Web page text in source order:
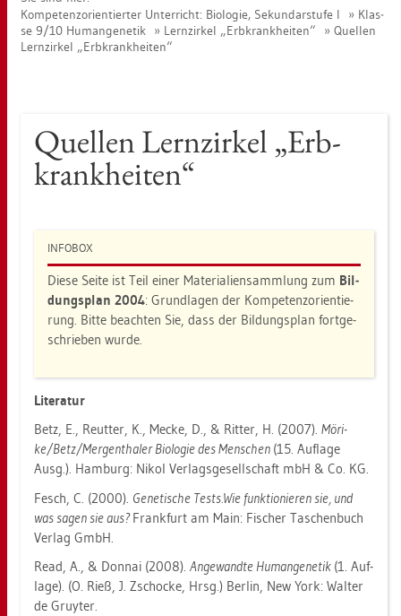
Kom­pe­tenz­ori­en­tier­ter Un­ter­richt: Bio­lo­gie, Se­kun­dar­stu­fe I
Klas­
se 9/10 Hu­man­ge­ne­tik
Lern­zir­kel „Erb­krank­hei­ten“
Quel­len
Lern­zir­kel „Erb­krank­hei­ten“
Quel­len Lern­zir­kel „Erb­
krank­hei­ten“
IN­FO­BOX
Diese Seite ist Teil einer Ma­te­ria­li­en­samm­lung zum Bil­
dungs­plan 2004: Grund­la­gen der Kom­pe­tenz­ori­en­tie­
rung. Bitte be­ach­ten Sie, dass der Bil­dungs­plan fort­ge­
schrie­ben wurde.
Li­te­ra­tur
Betz, E., Reut­ter, K., Mecke, D., & Rit­ter, H. (2007). Mö­ri­
ke/Betz/Mer­gen­tha­ler Bio­lo­gie des Men­schen (15. Auf­la­ge
Ausg.). Ham­burg: Nikol Ver­lags­ge­sell­schaft mbH & Co. KG.
Fesch, C. (2000). Ge­ne­ti­sche Tests.​Wie funk­tio­nie­ren sie, und
was sagen sie aus?Frank­furt am Main: Fi­scher Ta­schen­buch
Ver­lag GmbH.
Read, A., & Don­nai (2008). An­ge­wand­te Hu­man­ge­ne­tik (1. Auf­
la­ge). (O. Rieß, J. Zscho­cke, Hrsg.) Ber­lin, New York: Wal­ter
de Gruy­ter.